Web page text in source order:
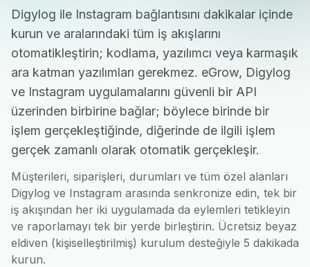
Digylog ile Instagram bağlantısını dakikalar içinde
kurun ve aralarındaki tüm iş akışlarını
otomatikleştirin; kodlama, yazılımcı veya karmaşık
ara katman yazılımları gerekmez. eGrow, Digylog
ve Instagram uygulamalarını güvenli bir API
üzerinden birbirine bağlar; böylece birinde bir
işlem gerçekleştiğinde, diğerinde de ilgili işlem
gerçek zamanlı olarak otomatik gerçekleşir.
Müşterileri, siparişleri, durumları ve tüm özel alanları
Digylog ve Instagram arasında senkronize edin, tek bir
iş akışından her iki uygulamada da eylemleri tetikleyin
ve raporlamayı tek bir yerde birleştirin. Ücretsiz beyaz
eldiven (kişiselleştirilmiş) kurulum desteğiyle 5 dakikada
kurun.